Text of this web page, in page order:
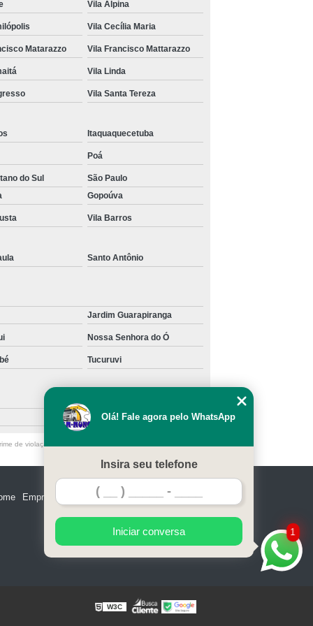
Paulo
Transporte com Munck em Sp
Munck
Transporte de Máquinas
Caminhão para Transporte de Containers
de Containers
Empresas de Transporte de Containers
Remoção de Container com Munck
de Container com Caminhão Munck
Transporte de Containers com Munck
Transporte de Equipamentos Agrícolas
Transporte de Máquinas de Munck
Transporte de Máquinas Pesadas
de Máquinas
Vila Alpina
Vila Cecília Maria
Matarazzo Vila Francisco Mattarazzo
Vila Linda
Vila Santa Tereza
Itaquaquecetuba
Poá
do Sul
São Paulo
Gopoúva
Vila Barros
Santo Antônio
Jardim Guarapiranga
Nossa Senhora do Ó
Tucuruvi
de violação de direito autoral – artigo 184 do Código Penal
Empresa Serviços Contato Mapa do site
1
Olá! Fale agora pelo WhatsApp
Insira seu telefone
Iniciar conversa
W3C